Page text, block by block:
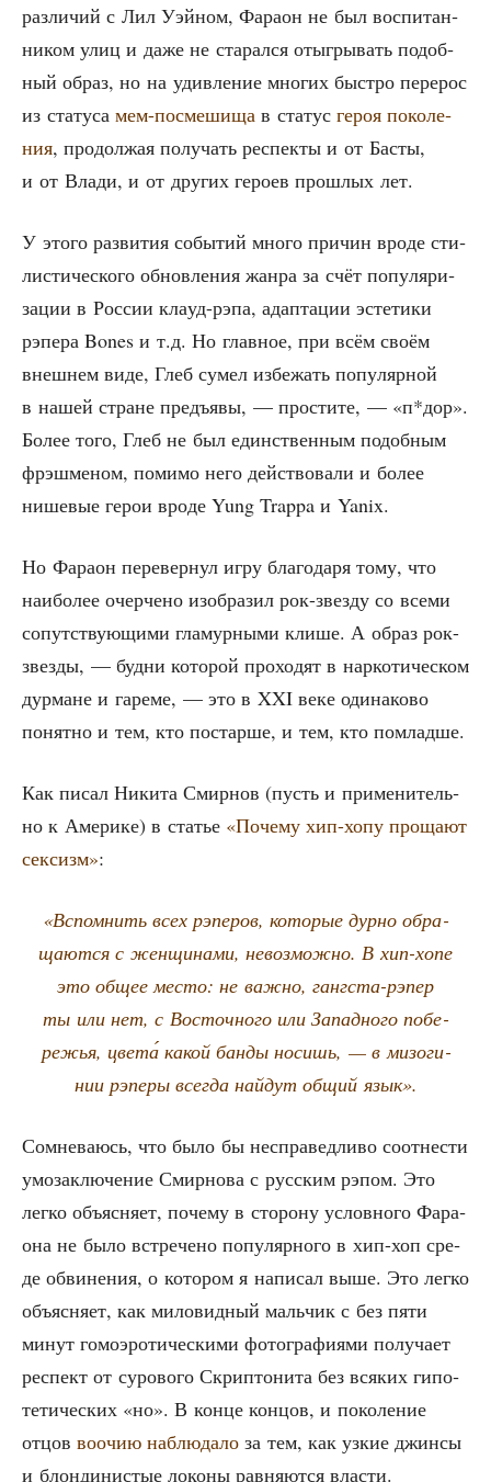
раз­ли­чий с Лил Уэй­ном, Фара­он не был вос­пи­тан­
ни­ком улиц и даже не ста­рал­ся отыг­ры­вать подоб­
ный образ, но на удив­ле­ние мно­гих быст­ро пере­рос
из ста­ту­са мем-посме­ши­ща в ста­тус героя поко­ле­
ния, про­дол­жая полу­чать респек­ты и от Басты,
и от Вла­ди, и от дру­гих геро­ев про­шлых лет.
У это­го раз­ви­тия собы­тий мно­го при­чин вро­де сти­
ли­сти­че­ско­го обнов­ле­ния жан­ра за счёт попу­ля­ри­
за­ции в Рос­сии кла­уд-рэпа, адап­та­ции эсте­ти­ки
рэпе­ра Bones и т.д. Но глав­ное, при всём сво­ём
внеш­нем виде, Глеб сумел избе­жать попу­ляр­ной
в нашей стране предъ­явы, — про­сти­те, — «п*дор».
Более того, Глеб не был един­ствен­ным подоб­ным
фрэш­ме­ном, поми­мо него дей­ство­ва­ли и более
нише­вые герои вро­де Yung Trappa и Yanix.
Но Фара­он пере­вер­нул игру бла­го­да­ря тому, что
наи­бо­лее очер­че­но изоб­ра­зил рок-звез­ду со все­ми
сопут­ству­ю­щи­ми гла­мур­ны­ми кли­ше. А образ рок-
звез­ды, — буд­ни кото­рой про­хо­дят в нар­ко­ти­че­ском
дур­мане и гаре­ме, — это в XXI веке оди­на­ко­во
понят­но и тем, кто постар­ше, и тем, кто помладше.
Как писал Ники­та Смир­нов (пусть и при­ме­ни­тель­
но к Аме­ри­ке) в ста­тье «Поче­му хип-хопу про­ща­ют
сек­сизм»:
«Вспом­нить всех рэпе­ров, кото­рые дур­но обра­
ща­ют­ся с жен­щи­на­ми, невоз­мож­но. В хип-хопе
это общее место: не важ­но, ганг­ста-рэпер
ты или нет, с Восточ­но­го или Запад­но­го побе­
ре­жья, цве­та́ какой бан­ды носишь, — в мизо­ги­
нии рэпе­ры все­гда най­дут общий язык».
Сомне­ва­юсь, что было бы неспра­вед­ли­во соот­не­сти
умо­за­клю­че­ние Смир­но­ва с рус­ским рэпом. Это
лег­ко объ­яс­ня­ет, поче­му в сто­ро­ну услов­но­го Фара­
о­на не было встре­че­но попу­ляр­но­го в хип-хоп сре­
де обви­не­ния, о кото­ром я напи­сал выше. Это лег­ко
объ­яс­ня­ет, как мило­вид­ный маль­чик с без пяти
минут гомо­эро­ти­че­ски­ми фото­гра­фи­я­ми полу­ча­ет
респект от суро­во­го Скрип­то­ни­та без вся­ких гипо­
те­ти­че­ских «но». В кон­це кон­цов, и поко­ле­ние
отцов воочию наблю­да­ло за тем, как узкие джин­сы
и блон­ди­ни­стые локо­ны рав­ня­ют­ся власти.